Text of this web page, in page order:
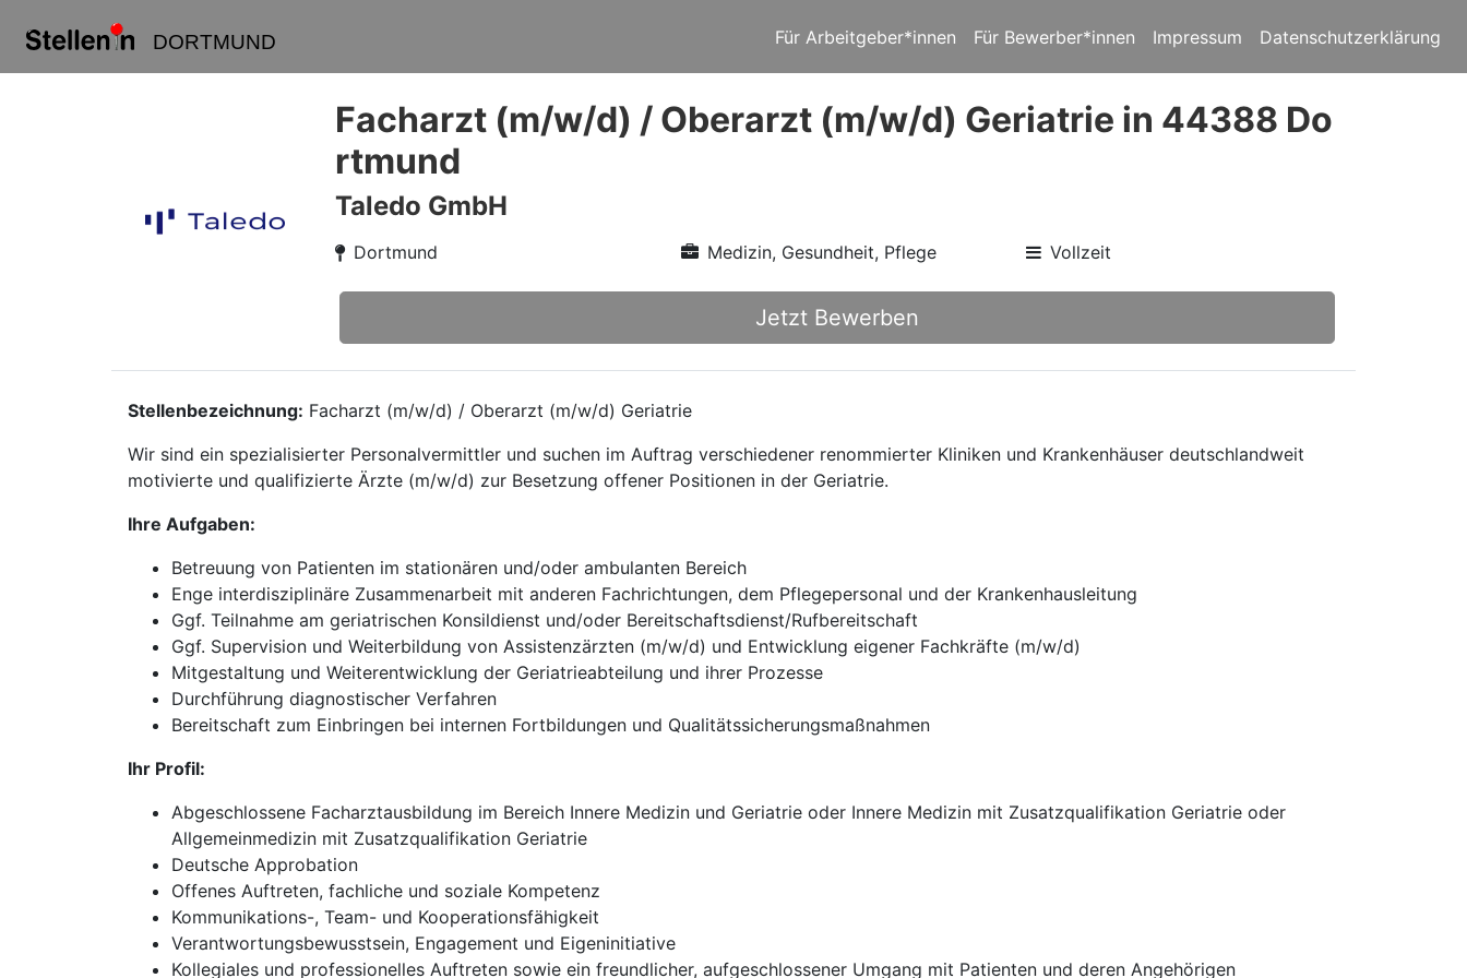
DORTMUND Für Arbeitgeber*innen Für Bewerber*innen Impressum Datenschutzerklärung
Facharzt (m/w/d) / Oberarzt (m/w/d) Geriatrie in 44388 Do
rtmund
Taledo GmbH
Dortmund Medizin, Gesundheit, Pflege Vollzeit
Jetzt Bewerben
Stellenbezeichnung: Facharzt (m/w/d) / Oberarzt (m/w/d) Geriatrie
Wir sind ein spezialisierter Personalvermittler und suchen im Auftrag verschiedener renommierter Kliniken und Krankenhäuser deutschlandweit
motivierte und qualifizierte Ärzte (m/w/d) zur Besetzung offener Positionen in der Geriatrie.
Ihre Aufgaben:
Betreuung von Patienten im stationären und/oder ambulanten Bereich
Enge interdisziplinäre Zusammenarbeit mit anderen Fachrichtungen, dem Pflegepersonal und der Krankenhausleitung
Ggf. Teilnahme am geriatrischen Konsildienst und/oder Bereitschaftsdienst/Rufbereitschaft
Ggf. Supervision und Weiterbildung von Assistenzärzten (m/w/d) und Entwicklung eigener Fachkräfte (m/w/d)
Mitgestaltung und Weiterentwicklung der Geriatrieabteilung und ihrer Prozesse
Durchführung diagnostischer Verfahren
Bereitschaft zum Einbringen bei internen Fortbildungen und Qualitätssicherungsmaßnahmen
Ihr Profil:
Abgeschlossene Facharztausbildung im Bereich Innere Medizin und Geriatrie oder Innere Medizin mit Zusatzqualifikation Geriatrie oder
Allgemeinmedizin mit Zusatzqualifikation Geriatrie
Deutsche Approbation
Offenes Auftreten, fachliche und soziale Kompetenz
Kommunikations-, Team- und Kooperationsfähigkeit
Verantwortungsbewusstsein, Engagement und Eigeninitiative
Kollegiales und professionelles Auftreten sowie ein freundlicher, aufgeschlossener Umgang mit Patienten und deren Angehörigen